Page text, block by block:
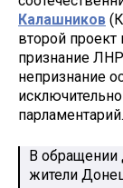
Калашников
второй проект
признание
непризнание
парламентарий.
В обращении
жители